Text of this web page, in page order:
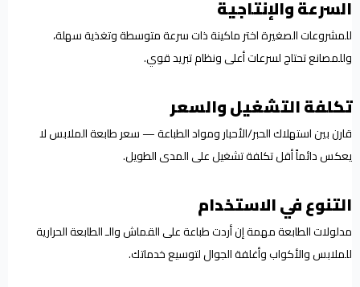
السرعة والإنتاجية
للمشروعات الصغيرة اختر ماكينة ذات سرعة متوسطة وتغذية سهلة،
وللمصانع تحتاج لسرعات أعلى ونظام تبريد قوي.
تكلفة التشغيل والسعر
قارن بين استهلاك الحبر/الأحبار ومواد الطباعة — سعر طابعة الملابس لا
يعكس دائماً أقل تكلفة تشغيل على المدى الطويل.
التنوع في الاستخدام
مدلولات الطابعة مهمة إن أردت طباعة على القماش والـ الطابعة الحرارية
للملابس والأكواب وأغلفة الجوال لتوسيع خدماتك.